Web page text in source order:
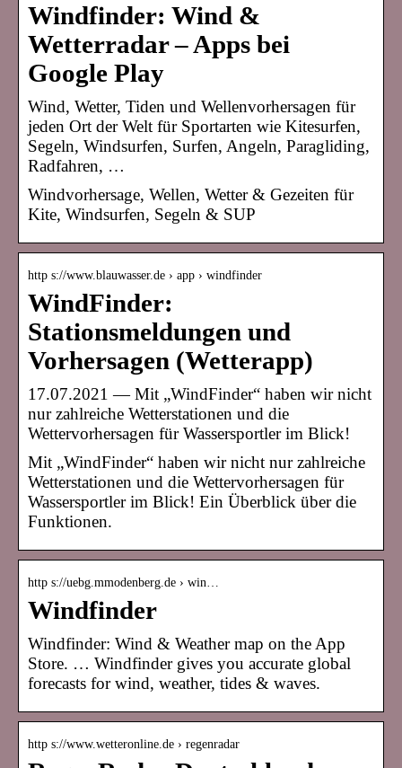
Windfinder: Wind &
Wetterradar – Apps bei
Google Play
Wind, Wetter, Tiden und Wellenvorhersagen für
jeden Ort der Welt für Sportarten wie Kitesurfen,
Segeln, Windsurfen, Surfen, Angeln, Paragliding,
Radfahren, …
Windvorhersage, Wellen, Wetter & Gezeiten für
Kite, Windsurfen, Segeln & SUP
http s://www.blauwasser.de › app › windfinder
WindFinder:
Stationsmeldungen und
Vorhersagen (Wetterapp)
17.07.2021 — Mit „WindFinder“ haben wir nicht
nur zahlreiche Wetterstationen und die
Wettervorhersagen für Wassersportler im Blick!
Mit „WindFinder“ haben wir nicht nur zahlreiche
Wetterstationen und die Wettervorhersagen für
Wassersportler im Blick! Ein Überblick über die
Funktionen.
http s://uebg.mmodenberg.de › win…
Windfinder
Windfinder: Wind & Weather map on the App
Store. … Windfinder gives you accurate global
forecasts for wind, weather, tides & waves.
http s://www.wetteronline.de › regenradar